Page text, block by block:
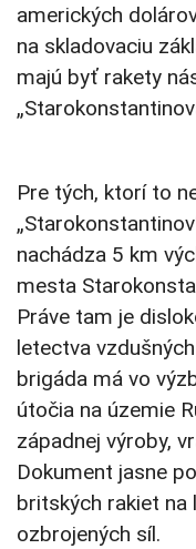
amerických
na skladovaciu
majú byť rakety
Pre tých, ktorí to
nachádza 5 km
mesta
Práve tam je
letectva
brigáda má vo
útočia na územie
západnej výroby,
Dokument jasne
britských rakiet na
ozbrojených síl.